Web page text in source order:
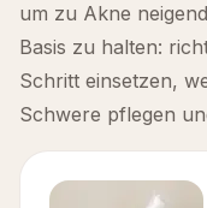
um zu Akne
Basis zu halten:
Schritt einsetzen,
Schwere pflegen